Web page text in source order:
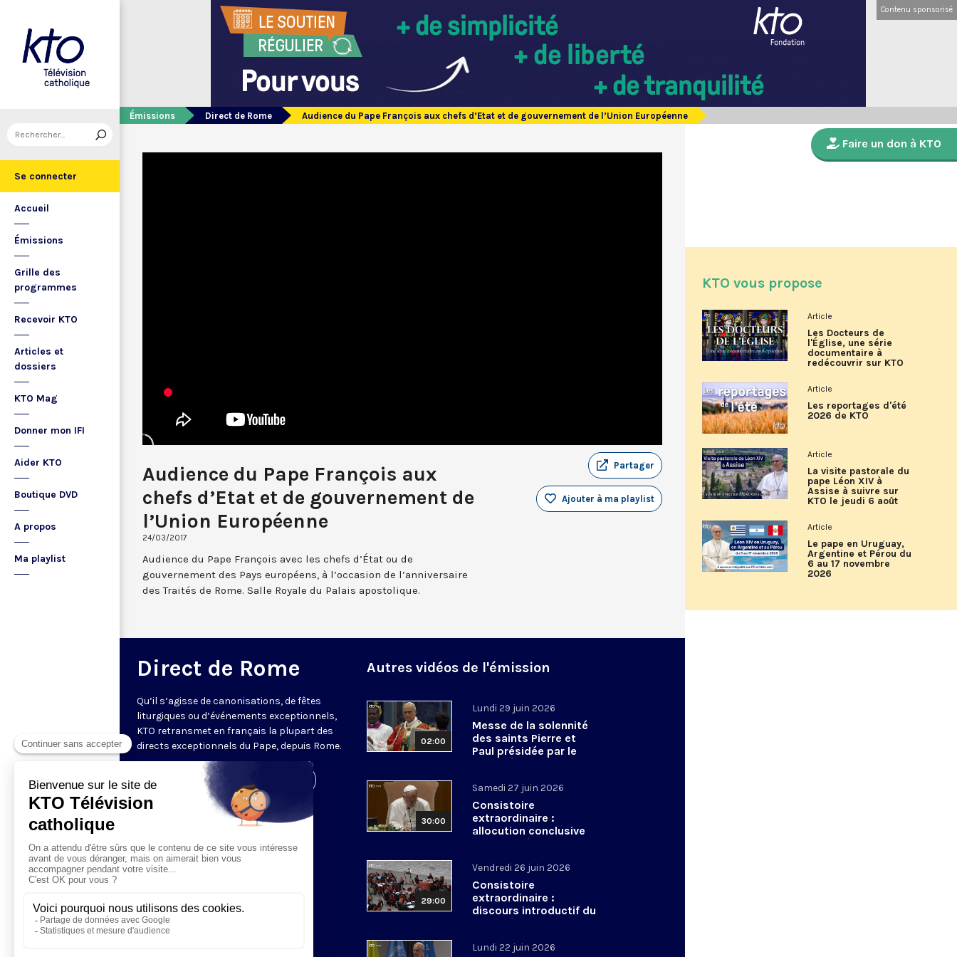
Se connecter
Accueil
Émissions
Grille des
programmes
Recevoir KTO
Articles et
dossiers
KTO Mag
Donner mon IFI
Aider KTO
Boutique DVD
A propos
Ma playlist
Contenu sponsorisé
Émissions Direct de Rome Audience du Pape François aux chefs d’Etat et de gouvernement de l’Union Européenne
Audience du Pape François aux
chefs d’Etat et de gouvernement de
l’Union Européenne
24/03/2017
Partager
Ajouter à ma playlist
Audience du Pape François avec les chefs d’État ou de
gouvernement des Pays européens, à l’occasion de l’anniversaire
des Traités de Rome. Salle Royale du Palais apostolique.
Direct de Rome
Qu’il s’agisse de canonisations, de fêtes
liturgiques ou d’événements exceptionnels,
KTO retransmet en français la plupart des
directs exceptionnels du Pape, depuis Rome.
Visiter la page de l'émission
Autres vidéos de l'émission
02:00
Lundi 29 juin 2026
Messe de la solennité
des saints Pierre et
Paul présidée par le
pape Léon XIV - 29 juin
30:00
Samedi 27 juin 2026
Consistoire
extraordinaire :
allocution conclusive
du pape Léon XIV et Te
29:00
Vendredi 26 juin 2026
Consistoire
extraordinaire :
discours introductif du
pape Léon XIV - 26 juin
Lundi 22 juin 2026
Faire un don à KTO
KTO vous propose
Article
Les Docteurs de
l'Église, une série
documentaire à
redécouvrir sur KTO
Article
Les reportages d'été
2026 de KTO
Article
La visite pastorale du
pape Léon XIV à
Assise à suivre sur
KTO le jeudi 6 août
Article
Le pape en Uruguay,
Argentine et Pérou du
6 au 17 novembre
2026